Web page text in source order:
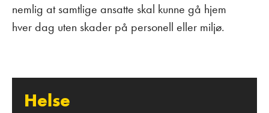
nemlig at samtlige ansatte skal kunne gå hjem
hver dag uten skader på personell eller miljø.
Helse